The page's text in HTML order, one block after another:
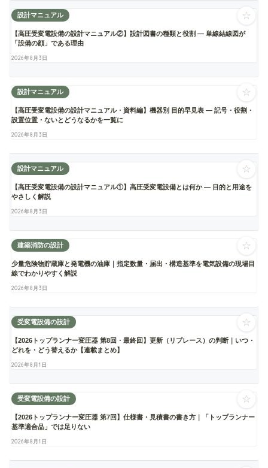
設計マニュアル
【高圧受変電設備の設計マニュアル②】設計図書の種類と役割 ― 単線結線図が
「設備の顔」である理由
2026年8月3日
☆
設計マニュアル
【高圧受変電設備の設計マニュアル・資料編】機器別 目的早見表 ― 記号・役割・
設置位置・ないとどうなるかを一覧に
2026年8月3日
☆
設計マニュアル
【高圧受変電設備の設計マニュアル①】高圧受変電設備とは何か ― 目的と用途を
やさしく解説
2026年8月3日
☆
建築消防の設計
少量危険物貯蔵庫と発電機の油庫｜指定数量・届出・構造基準を電気設備の現場目
線でわかりやすく解説
2026年8月3日
☆
受変電設備の設計
【2026トップランナー変圧器 第8回・最終回】更新（リプレース）の判断｜いつ・
どれを・どう替えるか【連載まとめ】
2026年8月1日
☆
受変電設備の設計
【2026トップランナー変圧器 第7回】仕様書・見積書の書き方｜「トップランナー
基準適合品」では足りない
2026年8月1日
☆